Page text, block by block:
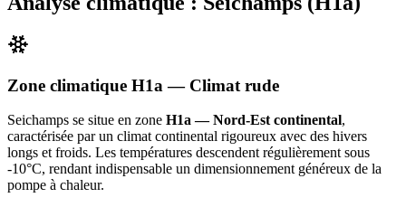
Zone climatique H1a — Climat rude
Seichamps se situe en zone H1a — Nord-Est continental,
caractérisée par un climat continental rigoureux avec des hivers
longs et froids. Les températures descendent régulièrement sous
-10°C, rendant indispensable un dimensionnement généreux de la
pompe à chaleur.